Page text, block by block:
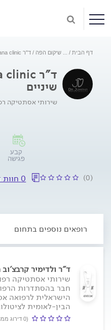
דף הבית שיקום הפה ד"ר Jumana clinic רפואת שיניים
שיניים
שירותי אסתטיקה
קבע
פגישה
(0) 0 חוות דעת
רופאים נוספים בתחום
ד"ר ולדימיר
שירותי אסתטיקה
חבר בהסתדרות
הישראלית לרפואה
הבין-לאומית
(0 דירוג ממוצע)